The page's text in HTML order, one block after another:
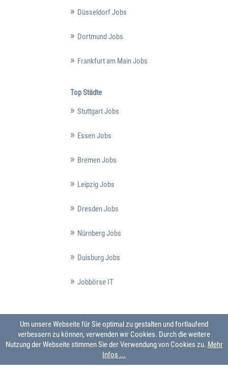
Düsseldorf Jobs
Dortmund Jobs
Frankfurt am Main Jobs
Top Städte
Stuttgart Jobs
Essen Jobs
Bremen Jobs
Leipzig Jobs
Dresden Jobs
Nürnberg Jobs
Duisburg Jobs
Jobbörse IT
Um unsere Webseite für Sie optimal zu gestalten und fortlaufend
verbessern zu können, verwenden wir Cookies. Durch die weitere
Nutzung der Webseite stimmen Sie der Verwendung von Cookies zu. Mehr
Infos ...